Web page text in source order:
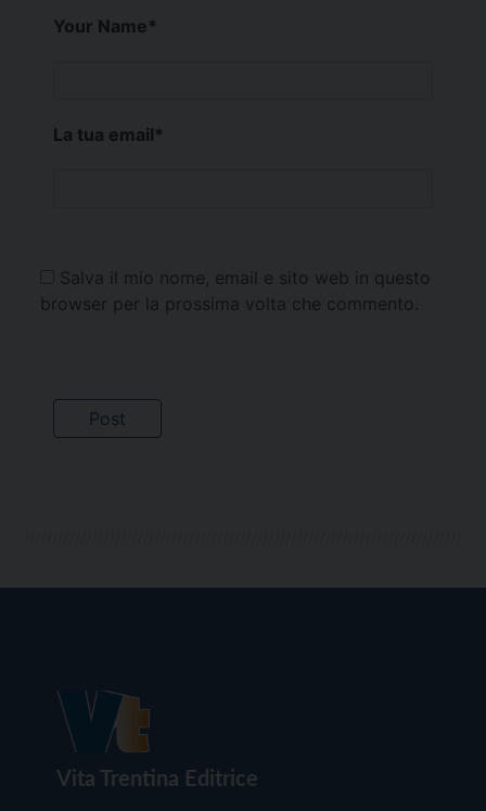
Your Name*
La tua email*
Salva il mio nome, email e sito web in questo
browser per la prossima volta che commento.
Vita Trentina Editrice